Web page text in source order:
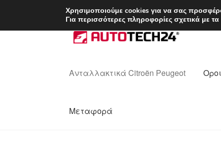
ΑΠΟΣΤΟΛΗ από 7
Απευθείας
μετάβαση
πλοήγηση
Μετάβαση
σε
Ανταλλακτικά Citroën Peugeot
Μεταφορά
Χρησιμοποιούμε cookies για να σας
Για περισσότερες πληροφορίες σχετικά με